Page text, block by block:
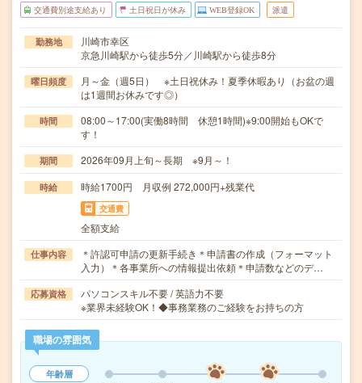
交通費別途支給あり 土日祝日が休み WEB登録OK 派遣
勤務地
川崎市幸区
京急川崎駅から徒歩5分／川崎駅から徒歩8分
曜日頻度
月～金（週5日） ※土日祝休み！夏季休暇あり（お盆の週
は1週間お休みです◎）
時間
08:00～17:00(実働8時間 休憩1時間)※9:00開始もOKで
す！
期間 2026年09月上旬～長期 ※9月～！
時給 時給1700円 月収例 272,000円+残業代
交通費
全額支給
仕事内容
＊許認可申請の更新手続き＊申請書の作成（フォーマット
入力）＊各事業所への情報提出依頼＊申請数などのデ…
応募資格
パソコンスキル不要 / 英語力不要
※業界未経験OK！◆事務業務のご経験をお持ちの方
職場の雰囲気
年齢層